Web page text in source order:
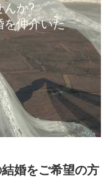
んか?
を仲介いた
婚をご希望の方